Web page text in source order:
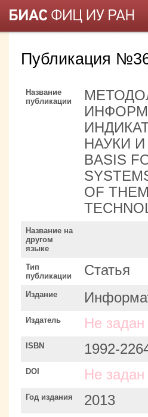
Публикация
Название
публикации
НАУКИ И
BASIS
OF
Название на
другом
языке
Тип
публикации
Статья
Издание
Издатель Не задан
ISBN 1992-
DOI Не задан
Год издания 2013